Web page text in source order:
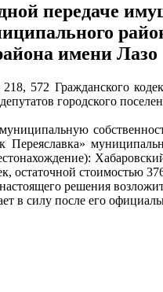
передаче
имени Лазо
218, 572 Гражданского
городского
муниципальную
Переяславка»
остаточной стоимостью
решения
в силу после его